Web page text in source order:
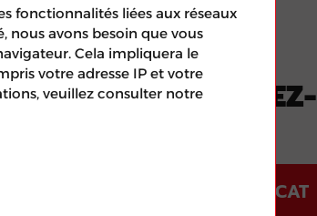
RETROUVEZ-
TROUVER UN SYNDICAT
fonctionnalités liées aux réseaux
nous avons besoin que vous
Cela impliquera le
votre adresse IP et votre
veuillez consulter notre